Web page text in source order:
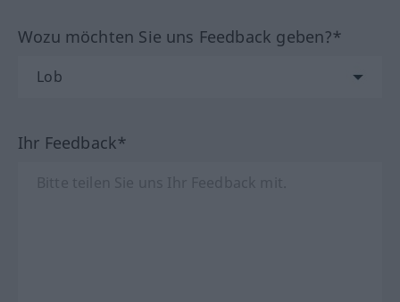
Wozu möchten Sie uns Feedback geben?*
Ihr Feedback*